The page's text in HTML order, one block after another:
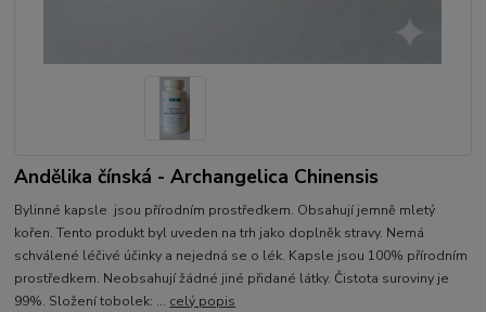
Andělika čínská - Archangelica Chinensis
Bylinné kapsle jsou přírodním prostředkem. Obsahují jemně mletý
kořen. Tento produkt byl uveden na trh jako doplněk stravy. Nemá
schválené léčivé účinky a nejedná se o lék. Kapsle jsou 100% přírodním
prostředkem. Neobsahují žádné jiné přidané látky. Čistota suroviny je
99%. Složení tobolek: ... celý popis